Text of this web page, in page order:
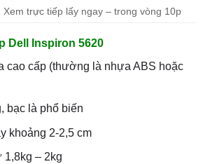
Xem trực tiếp lấy ngay – trong vòng 10p
Dell Inspiron 5620
cao cấp (thường là nhựa ABS hoặc
bạc là phổ biến
khoảng 2-2,5 cm
– 2kg